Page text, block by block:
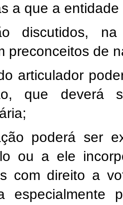
a que a entidade
discutidos,
preconceitos de
articulador
que deverá
poderá ser
lo ou a ele
com direito a